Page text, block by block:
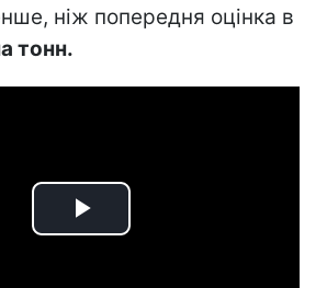
ніж попередня оцінка в
тонн.
Play